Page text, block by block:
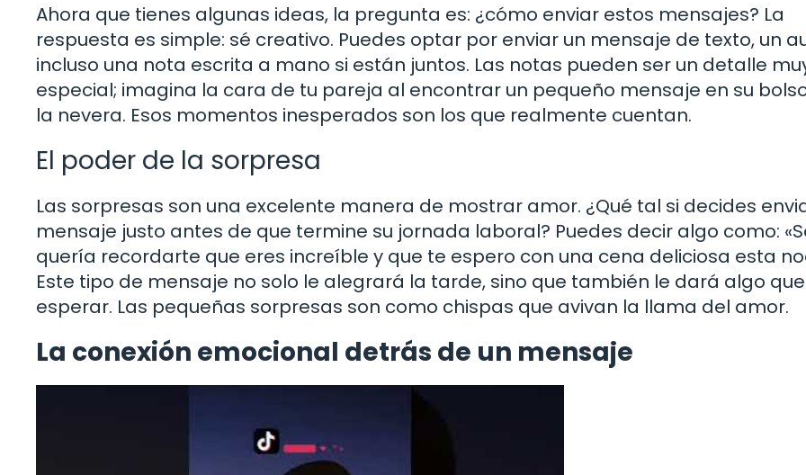
Ahora que tienes algunas ideas, la pregunta es: ¿cómo enviar estos mensajes? La
respuesta es simple: sé creativo. Puedes optar por enviar un mensaje de texto, un
incluso una nota escrita a mano si están juntos. Las notas pueden ser un detalle
especial; imagina la cara de tu pareja al encontrar un pequeño mensaje en su
la nevera. Esos momentos inesperados son los que realmente cuentan.
El poder de la sorpresa
Las sorpresas son una excelente manera de mostrar amor. ¿Qué tal si decides
mensaje justo antes de que termine su jornada laboral? Puedes decir algo como:
quería recordarte que eres increíble y que te espero con una cena deliciosa esta
Este tipo de mensaje no solo le alegrará la tarde, sino que también le dará algo que
esperar. Las pequeñas sorpresas son como chispas que avivan la llama del amor.
La conexión emocional detrás de un mensaje